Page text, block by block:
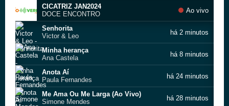
CICATRIZ JAN2024
DOCE ENCONTRO
Ao vivo
Senhorita
Victor & Leo
há 2 minutos
Minha herança
Ana Castela
há 8 minutos
Anota Aí
Paula Fernandes
há 24 minutos
Me Ama Ou Me Larga (Ao Vivo)
Simone Mendes
há 28 minutos